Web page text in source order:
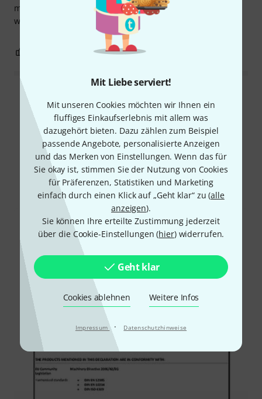
Mit Liebe serviert!
Mit unseren Cookies möchten wir Ihnen ein
fluffiges Einkaufserlebnis mit allem was
dazugehört bieten. Dazu zählen zum Beispiel
passende Angebote, personalisierte Anzeigen
und das Merken von Einstellungen. Wenn das für
Sie okay ist, stimmen Sie der Nutzung von Cookies
für Präferenzen, Statistiken und Marketing
einfach durch einen Klick auf „Geht klar“ zu (alle
anzeigen).
Sie können Ihre erteilte Zustimmung jederzeit
über die Cookie-Einstellungen (hier) widerrufen.
Geht klar
Cookies ablehnen Weitere Infos
Impressum · Datenschutzhinweise
mehr gezahlt und dafür ein Seil das bei einer möglicher
weise notwendigen TÜV Abnahme keine Probleme macht...
BEWERTUNG MELDEN
Schon gewusst?
Alle Downloads